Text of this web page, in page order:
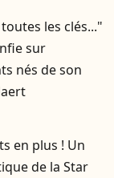
les clés..."
sur
nés de son
en plus ! Un
de la Star